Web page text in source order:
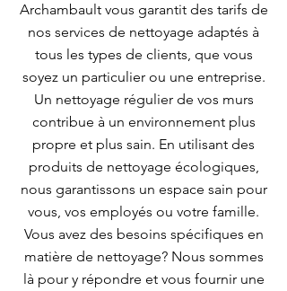
Archambault vous garantit des tarifs de
nos services de nettoyage adaptés à
tous les types de clients, que vous
soyez un particulier ou une entreprise.
Un nettoyage régulier de vos murs
contribue à un environnement plus
propre et plus sain. En utilisant des
produits de nettoyage écologiques,
nous garantissons un espace sain pour
vous, vos employés ou votre famille.
Vous avez des besoins spécifiques en
matière de nettoyage? Nous sommes
là pour y répondre et vous fournir une